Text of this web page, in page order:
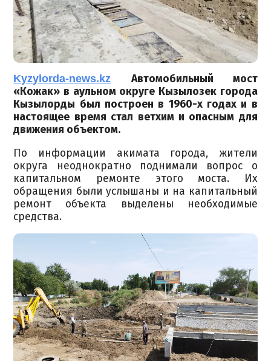
Kyzylorda-news.kz
Автомобильный мост
«Кожак» в аульном округе Кызылозек города
Кызылорды был построен в 1960-х годах и в
настоящее время стал ветхим и опасным для
движения объектом.
По информации акимата города, жители
округа неоднократно поднимали вопрос о
капитальном ремонте этого моста. Их
обращения были услышаны и на капитальный
ремонт объекта выделены необходимые
средства.